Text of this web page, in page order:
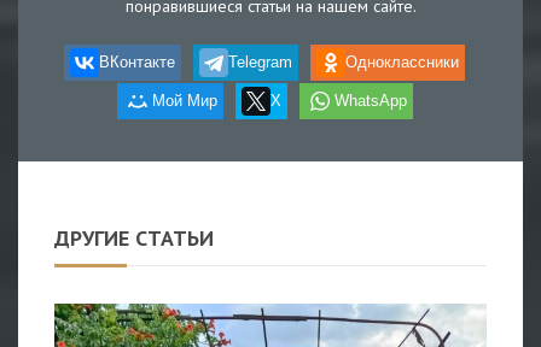
понравившиеся статьи на нашем сайте.
ВКонтакте Telegram Одноклассники
Мой Мир X WhatsApp
ДРУГИЕ СТАТЬИ